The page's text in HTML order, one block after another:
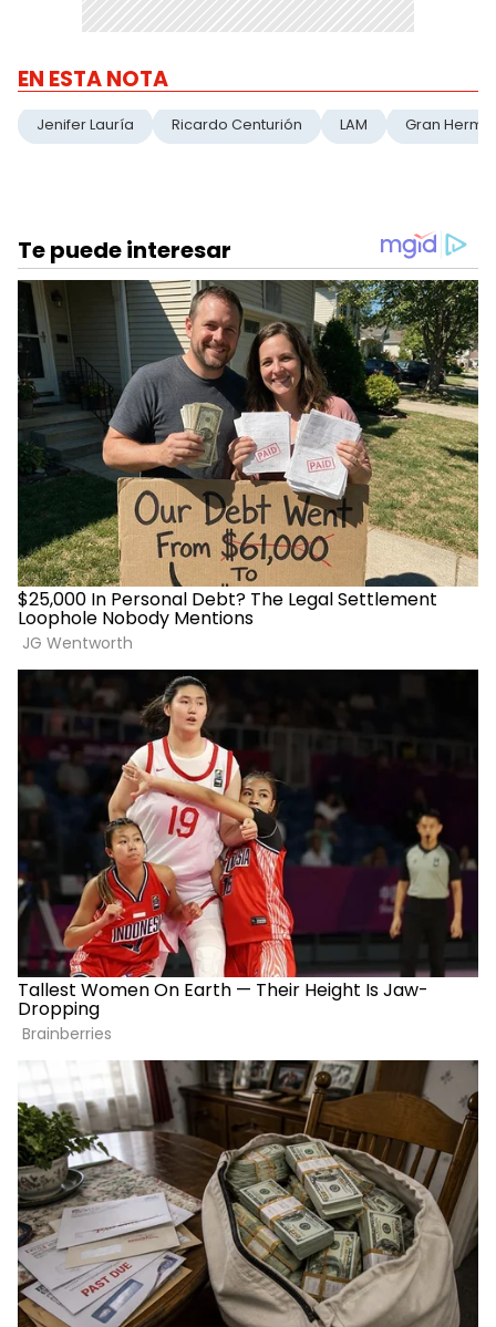
EN ESTA NOTA
Jenifer Lauría Ricardo Centurión LAM Gran